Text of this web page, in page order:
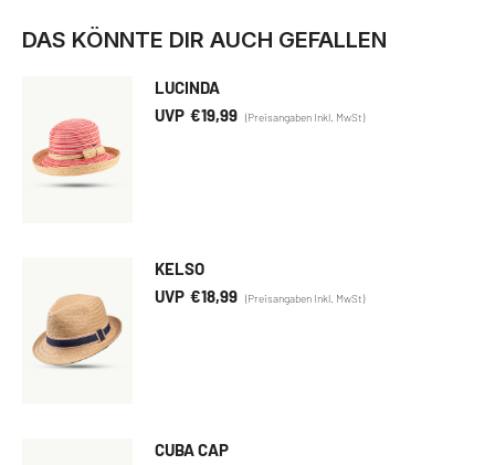
DAS KÖNNTE DIR AUCH GEFALLEN
LUCINDA
€19,99
KELSO
€18,99
CUBA CAP